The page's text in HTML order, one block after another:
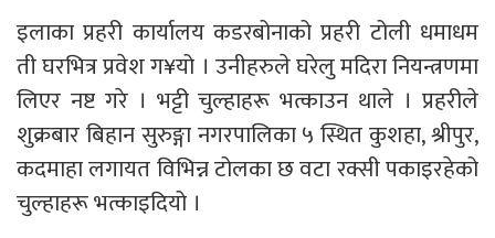
इलाका प्रहरी कार्यालय कडरबोनाको प्रहरी टोली धमाधम
ती घरभित्र प्रवेश ग¥यो । उनीहरुले घरेलु मदिरा नियन्त्रणमा
लिएर नष्ट गरे । भट्टी चुल्हाहरू भत्काउन थाले । प्रहरीले
शुक्रबार बिहान सुरुङ्गा नगरपालिका ५ स्थित कुशहा, श्रीपुर,
कदमाहा लगायत विभिन्न टोलका छ वटा रक्सी पकाइरहेको
चुल्हाहरू भत्काइदियो ।